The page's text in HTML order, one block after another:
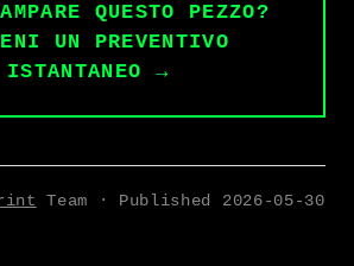
QUESTO PEZZO?
UN PREVENTIVO
ISTANTANEO →
Team · Published 2026-05-30